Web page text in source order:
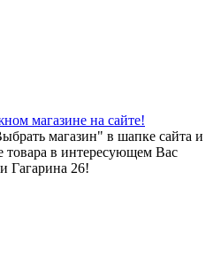
магазине на сайте!
магазин" в шапке сайта и
товара в интересующем Вас
Гагарина 26!